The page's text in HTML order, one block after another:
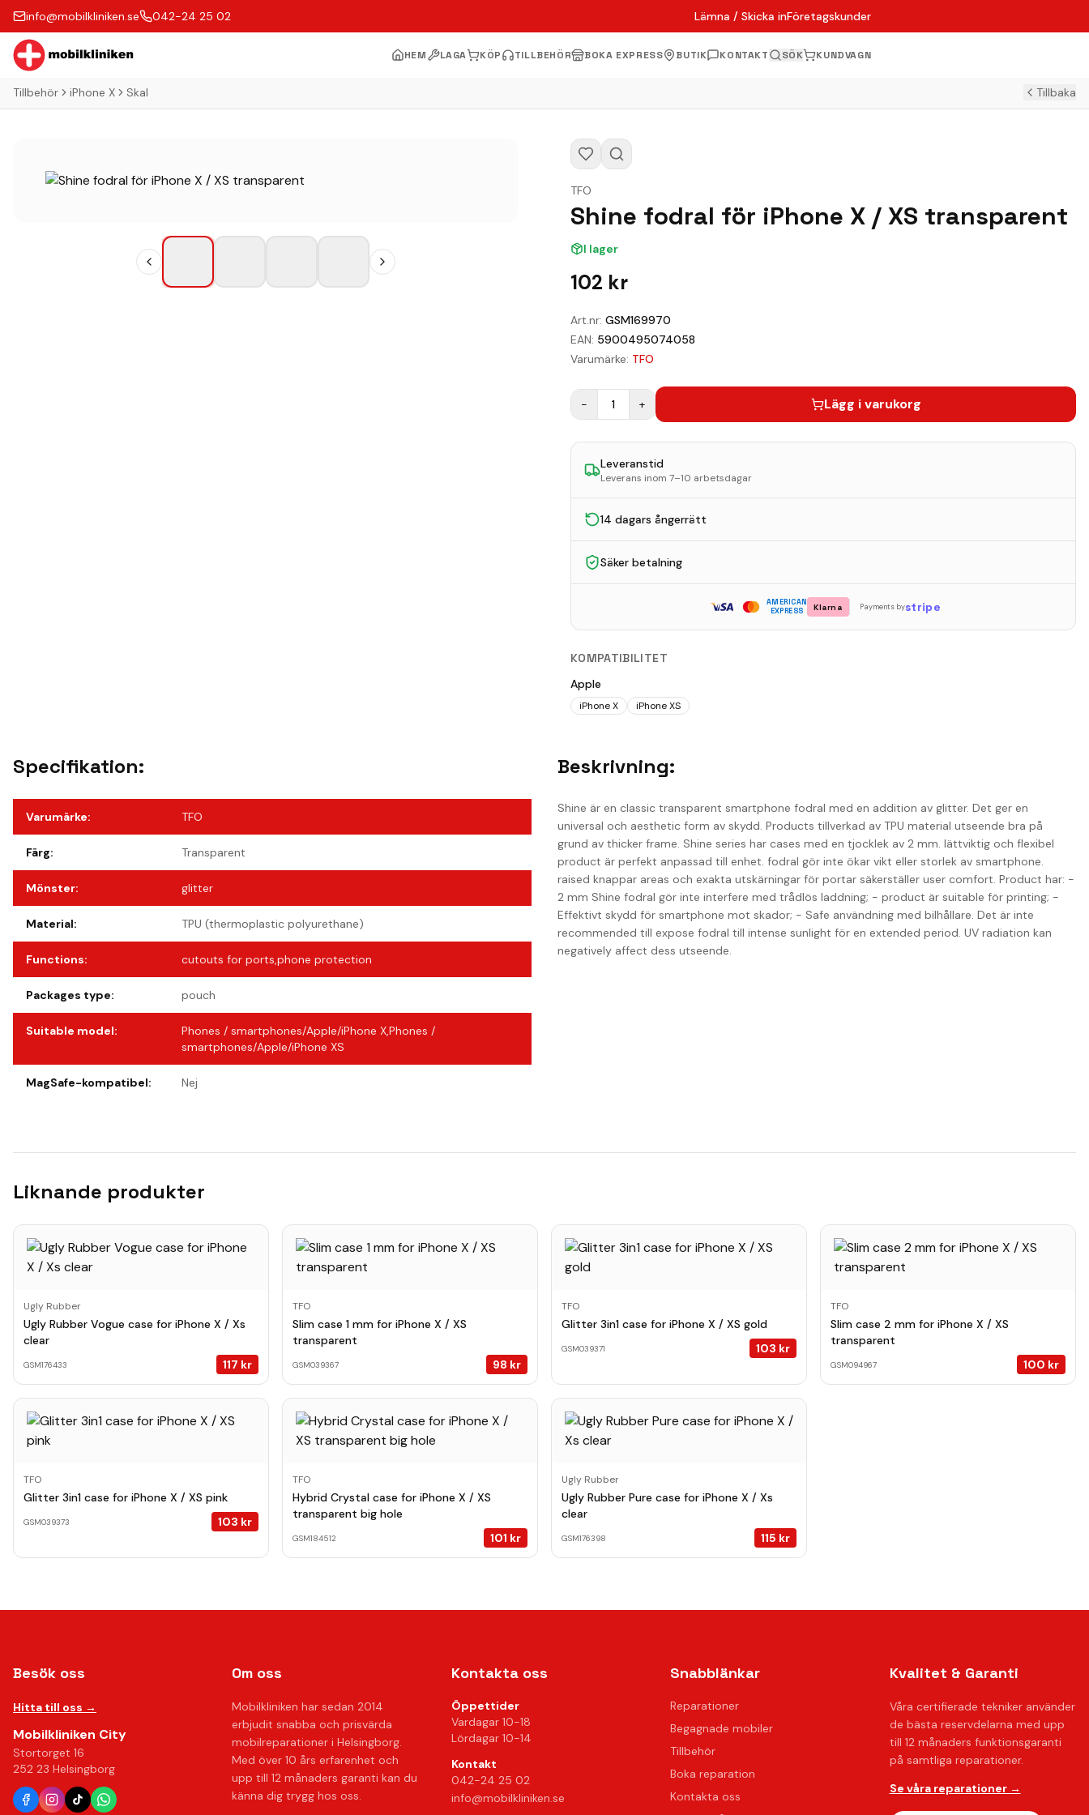
info@mobilkliniken.se 042-24 25 02 Lämna / Skicka inFöretagskunder
HEM LAGA KÖP TILLBEHÖR BOKA EXPRESS BUTIK KONTAKT SÖK KUNDVAGN
Tillbehör iPhone X Skal Tillbaka
TFO
Shine fodral för iPhone X / XS transparent
I lager
102 kr
Art.nr: GSM169970
EAN: 5900495074058
Varumärke: TFO
− 1 + Lägg i varukorg
Leveranstid
Leverans inom 7–10 arbetsdagar
14 dagars ångerrätt
Säker betalning
AMERICAN
EXPRESS
Klarna Payments bystripe
KOMPATIBILITET
Apple
iPhone X iPhone XS
Specifikation:
Varumärke: TFO
Färg: Transparent
Mönster: glitter
Material: TPU (thermoplastic polyurethane)
Functions: cutouts for ports,phone protection
Packages type: pouch
Suitable model:
Phones / smartphones/Apple/iPhone X,Phones /
smartphones/Apple/iPhone XS
MagSafe-kompatibel: Nej
Beskrivning:
Shine är en classic transparent smartphone fodral med en addition av glitter. Det ger en
universal och aesthetic form av skydd. Products tillverkad av TPU material utseende bra på
grund av thicker frame. Shine series har cases med en tjocklek av 2 mm. lättviktig och flexibel
product är perfekt anpassad till enhet. fodral gör inte ökar vikt eller storlek av smartphone.
raised knappar areas och exakta utskärningar för portar säkerställer user comfort. Product har: -
2 mm Shine fodral gör inte interfere med trådlös laddning; - product är suitable för printing; -
Effektivt skydd för smartphone mot skador; - Safe användning med bilhållare. Det är inte
recommended till expose fodral till intense sunlight för en extended period. UV radiation kan
negatively affect dess utseende.
Liknande produkter
Ugly Rubber
Ugly Rubber Vogue case for iPhone X / Xs
clear
GSM176433 117 kr
TFO
Slim case 1 mm for iPhone X / XS
transparent
GSM039367 98 kr
TFO
Glitter 3in1 case for iPhone X / XS gold
GSM039371 103 kr
TFO
Slim case 2 mm for iPhone X / XS
transparent
GSM094967 100 kr
TFO
Glitter 3in1 case for iPhone X / XS pink
GSM039373 103 kr
TFO
Hybrid Crystal case for iPhone X / XS
transparent big hole
GSM184512 101 kr
Ugly Rubber
Ugly Rubber Pure case for iPhone X / Xs
clear
GSM176398 115 kr
Besök oss
Hitta till oss →
Mobilkliniken City
Stortorget 16
252 23 Helsingborg
Om oss
Mobilkliniken har sedan 2014
erbjudit snabba och prisvärda
mobilreparationer i Helsingborg.
Med över 10 års erfarenhet och
upp till 12 månaders garanti kan du
känna dig trygg hos oss.
Kontakta oss
Öppettider
Vardagar 10-18
Lördagar 10-14
Kontakt
042-24 25 02
info@mobilkliniken.se
Snabblänkar
Reparationer
Begagnade mobiler
Tillbehör
Boka reparation
Kontakta oss
Kvalitet & Garanti
Våra certifierade tekniker använder
de bästa reservdelarna med upp
till 12 månaders funktionsgaranti
på samtliga reparationer.
Se våra reparationer →